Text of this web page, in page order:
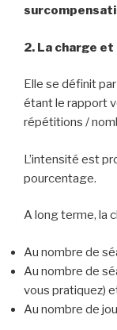
2. La charge
Elle se définit
étant le rapport
répétitions /
L’intensité est
pourcentage.
A long terme, la
Au nombre de
Au nombre de
vous pratiquez)
Au nombre de